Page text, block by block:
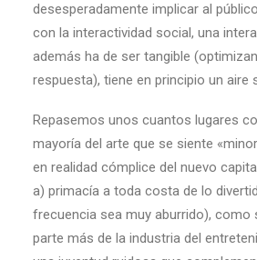
desesperadamente implicar al
con la interactividad social, una
además ha de ser tangible
respuesta), tiene en principio un aire
Repasemos unos cuantos lugares
mayoría del arte que se siente
en realidad cómplice del nuevo
a) primacía a toda costa de lo
frecuencia sea muy aburrido), como
parte más de la industria del